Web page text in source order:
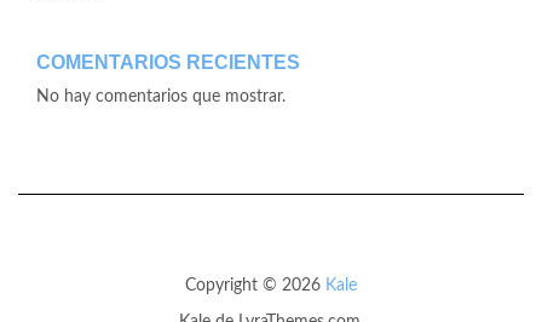
COMENTARIOS RECIENTES
No hay comentarios que mostrar.
Copyright © 2026 Kale